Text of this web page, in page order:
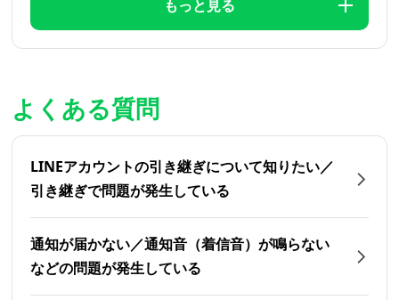
もっと見る
よくある質問
LINEアカウントの引き継ぎについて知りたい／
引き継ぎで問題が発生している
通知が届かない／通知音（着信音）が鳴らない
などの問題が発生している